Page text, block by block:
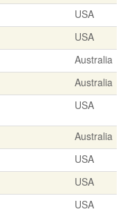
USA
USA
Australia
Australia
USA
Australia
USA
USA
USA